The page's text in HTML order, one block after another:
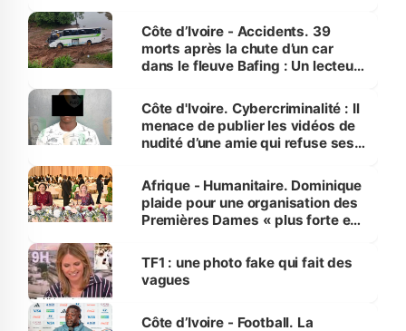
Côte d’Ivoire - Accidents. 39
morts après la chute d’un car
dans le fleuve Bafing : Un lecteur
des Transports
Côte d'Ivoire. Cybercriminalité : Il
menace de publier les vidéos de
nudité d’une amie qui refuse ses
Afrique - Humanitaire. Dominique
plaide pour une organisation des
Premières Dames « plus forte et
sur la scène internationale »
TF1 : une photo fake qui fait des
vagues
Côte d’Ivoire - Football. La